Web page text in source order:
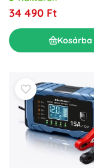
34 490 Ft
Kosárba